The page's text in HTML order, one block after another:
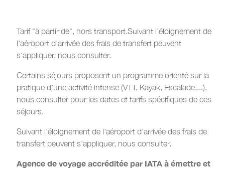
Tarif "à partir de", hors transport.Suivant l'éloignement de
l'aéroport d'arrivée des frais de transfert peuvent
s'appliquer, nous consulter.
Certains séjours proposent un programme orienté sur la
pratique d'une activité intense (VTT, Kayak, Escalade,...),
nous consulter pour les dates et tarifs spécifiques de ces
séjours.
Suivant l'éloignement de l'aéroport d'arrivée des frais de
transfert peuvent s'appliquer, nous consulter.
Agence de voyage accréditée par IATA à émettre et